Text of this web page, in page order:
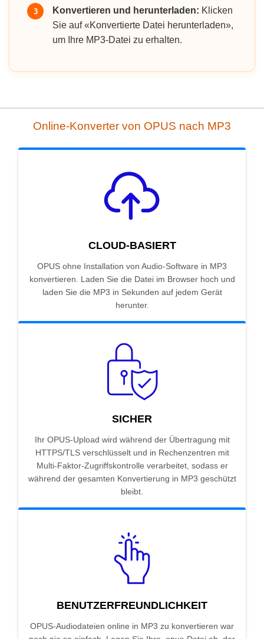
3 Konvertieren und herunterladen: Klicken
Sie auf «Konvertierte Datei herunterladen»,
um Ihre MP3-Datei zu erhalten.
Online-Konverter von OPUS nach MP3
CLOUD-BASIERT
OPUS ohne Installation von Audio-Software in MP3
konvertieren. Laden Sie die Datei im Browser hoch und
laden Sie die MP3 in Sekunden auf jedem Gerät
herunter.
SICHER
Ihr OPUS-Upload wird während der Übertragung mit
HTTPS/TLS verschlüsselt und in Rechenzentren mit
Multi-Faktor-Zugriffskontrolle verarbeitet, sodass er
während der gesamten Konvertierung in MP3 geschützt
bleibt.
BENUTZERFREUNDLICHKEIT
OPUS-Audiodateien online in MP3 zu konvertieren war